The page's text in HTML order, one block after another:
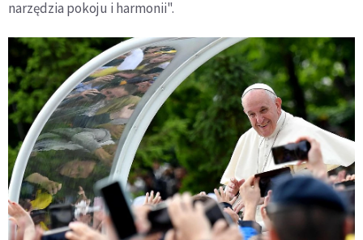
narzędzia pokoju i harmonii".